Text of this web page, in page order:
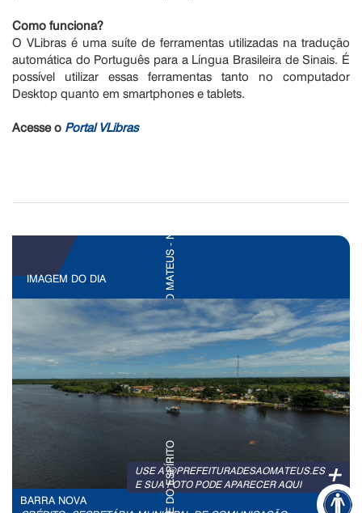
Como funciona?
O VLibras é uma suíte de ferramentas utilizadas na tradução
automática do Português para a Língua Brasileira de Sinais. É
possível utilizar essas ferramentas tanto no computador
Desktop quanto em smartphones e tablets.
Acesse o Portal VLibras
IMAGEM DO DIA
+
USE A @PREFEITURADESAOMATEUS.ES
E SUA FOTO PODE APARECER AQUI
BARRA NOVA